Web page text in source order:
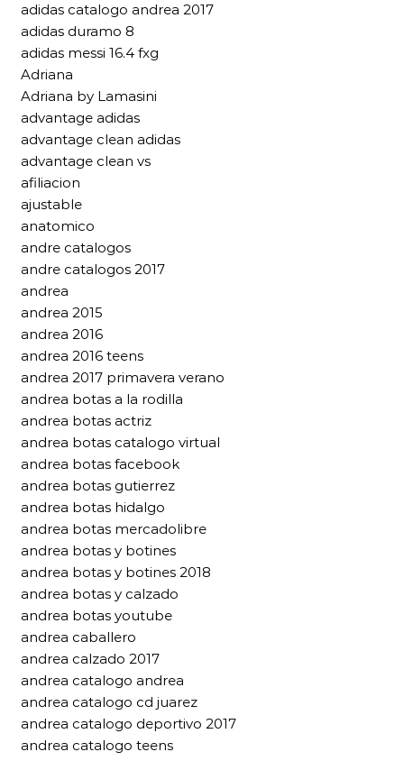
adidas catalogo andrea 2017
adidas duramo 8
adidas messi 16.4 fxg
Adriana
Adriana by Lamasini
advantage adidas
advantage clean adidas
advantage clean vs
afiliacion
ajustable
anatomico
andre catalogos
andre catalogos 2017
andrea
andrea 2015
andrea 2016
andrea 2016 teens
andrea 2017 primavera verano
andrea botas a la rodilla
andrea botas actriz
andrea botas catalogo virtual
andrea botas facebook
andrea botas gutierrez
andrea botas hidalgo
andrea botas mercadolibre
andrea botas y botines
andrea botas y botines 2018
andrea botas y calzado
andrea botas youtube
andrea caballero
andrea calzado 2017
andrea catalogo andrea
andrea catalogo cd juarez
andrea catalogo deportivo 2017
andrea catalogo teens